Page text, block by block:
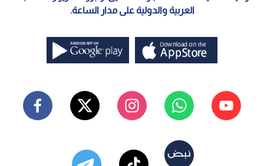
العربية والدولية على مدار الساعة.